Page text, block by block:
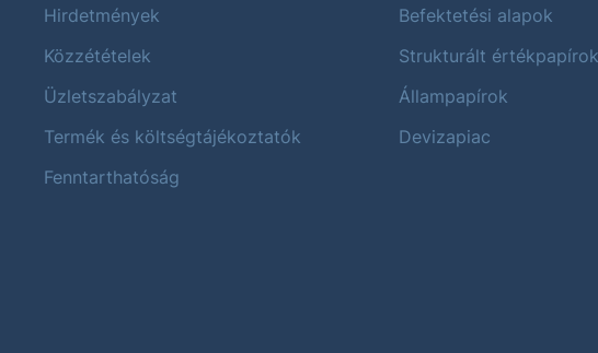
Hirdetmények
Közzétételek
Üzletszabályzat
Termék és költségtájékoztatók
Fenntarthatóság
Befektetési alapok
Strukturált értékpapírok
Állampapírok
Devizapiac